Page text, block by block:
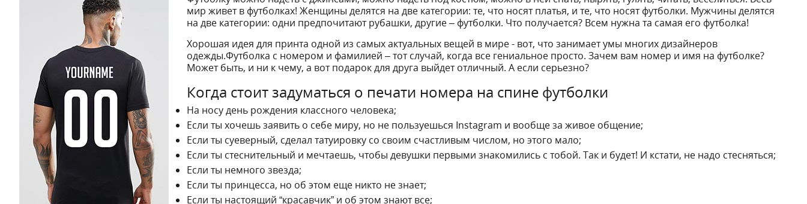
мир живет в футболках! Женщины делятся на две категории: те, что носят платья, и те, что носят футболки. Мужчины делятся
на две категории: одни предпочитают рубашки, другие – футболки. Что получается? Всем нужна та самая его футболка!
Хорошая идея для принта одной из самых актуальных вещей в мире - вот, что занимает умы многих дизайнеров
одежды.Футболка с номером и фамилией – тот случай, когда все гениальное просто. Зачем вам номер и имя на футболке?
Может быть, и ни к чему, а вот подарок для друга выйдет отличный. А если серьезно?
Когда стоит задуматься о печати номера на спине футболки
На носу день рождения классного человека;
Если ты хочешь заявить о себе миру, но не пользуешься Instagram и вообще за живое общение;
Если ты суеверный, сделал татуировку со своим счастливым числом, но этого мало;
Если ты стеснительный и мечтаешь, чтобы девушки первыми знакомились с тобой. Так и будет! И кстати, не надо стесняться;
Если ты немного звезда;
Если ты принцесса, но об этом еще никто не знает;
Если ты настоящий “красавчик” и об этом знают все;